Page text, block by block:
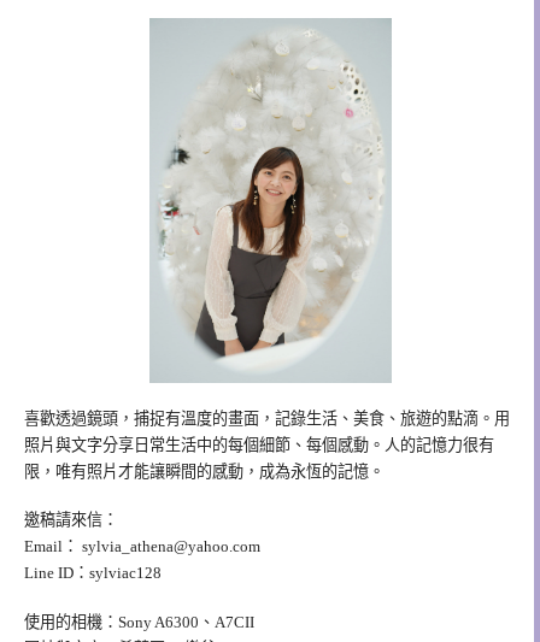
喜歡透過鏡頭，捕捉有溫度的畫面，記錄生活、美食、旅遊的點滴。用
照片與文字分享日常生活中的每個細節、每個感動。人的記憶力很有
限，唯有照片才能讓瞬間的感動，成為永恆的記憶。
邀稿請來信：
Email： sylvia_athena@yahoo.com
Line ID：sylviac128
使用的相機：Sony A6300、A7CII